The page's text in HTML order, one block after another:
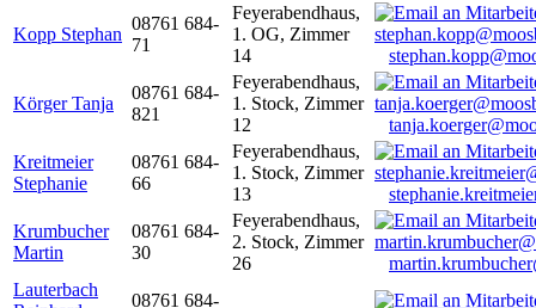
Kopp Stephan
08761 684-
71
Feyerabendhaus,
1. OG, Zimmer
14
Körger Tanja
08761 684-
821
Feyerabendhaus,
1. Stock, Zimmer
12
Kreitmeier
Stephanie
08761 684-
66
Feyerabendhaus,
1. Stock, Zimmer
13
Krumbucher
Martin
08761 684-
30
Feyerabendhaus,
2. Stock, Zimmer
26
Lauterbach
08761 684-